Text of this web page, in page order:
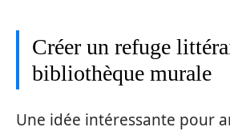
Créer un refuge
bibliothèque murale
Une idée intéressante pour